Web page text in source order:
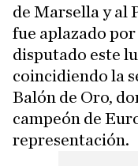
de Marsella y al
fue aplazado
disputado este
coincidiendo la
Balón de Oro,
campeón de
representación.